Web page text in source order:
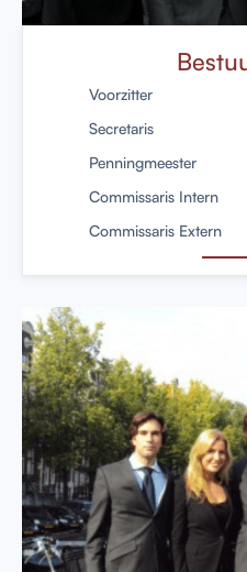
Voorzitter
Secretaris
Penningmeester
Commissaris Intern
Commissaris Extern